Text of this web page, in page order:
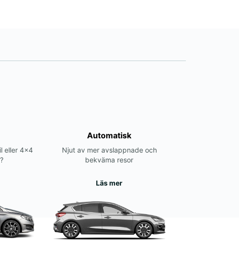
eller 4x4
Automatisk
Njut av mer avslappnade och
bekväma resor
Läs mer